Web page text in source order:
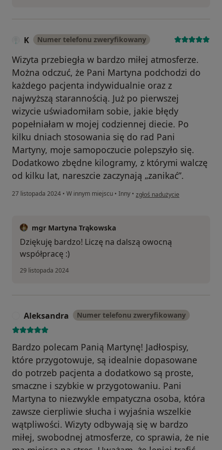
K Numer telefonu zweryfikowany
Wizyta przebiegła w bardzo miłej atmosferze.
Można odczuć, że Pani Martyna podchodzi do
każdego pacjenta indywidualnie oraz z
najwyższą starannością. Już po pierwszej
wizycie uświadomiłam sobie, jakie błędy
popełniałam w mojej codziennej diecie. Po
kilku dniach stosowania się do rad Pani
Martyny, moje samopoczucie polepszyło się.
Dodatkowo zbędne kilogramy, z którymi walczę
od kilku lat, nareszcie zaczynają „zanikać”.
27 listopada 2024 • W innym miejscu • Inny • w opinii użytkownika K
zgłoś nadużycie
mgr Martyna Trąkowska
Dziękuję bardzo! Liczę na dalszą owocną
współpracę :)
29 listopada 2024
Aleksandra Numer telefonu zweryfikowany
Bardzo polecam Panią Martynę! Jadłospisy,
które przygotowuje, są idealnie dopasowane
do potrzeb pacjenta a dodatkowo są proste,
smaczne i szybkie w przygotowaniu. Pani
Martyna to niezwykle empatyczna osoba, która
zawsze cierpliwie słucha i wyjaśnia wszelkie
wątpliwości. Wizyty odbywają się w bardzo
miłej, swobodnej atmosferze, co sprawia, że nie